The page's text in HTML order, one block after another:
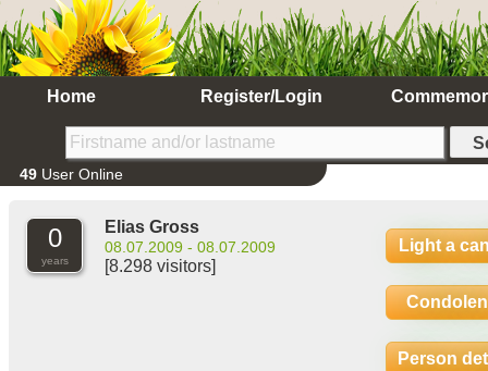
Home Register/Login
49 User Online
0
years
Elias Gross
08.07.2009 - 08.07.2009
[8.298 visitors]
Light a
Person